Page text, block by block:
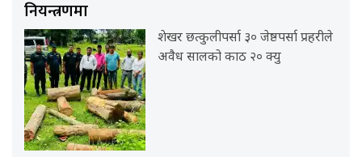
नियन्त्रणमा
शेखर छत्कुलीपर्सा ३० जेष्ठपर्सा प्रहरीले
अवैध सालको काठ २० क्यु